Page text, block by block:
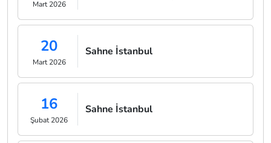
Mart 2026
20
Mart 2026
Sahne İstanbul
16
Şubat 2026
Sahne İstanbul